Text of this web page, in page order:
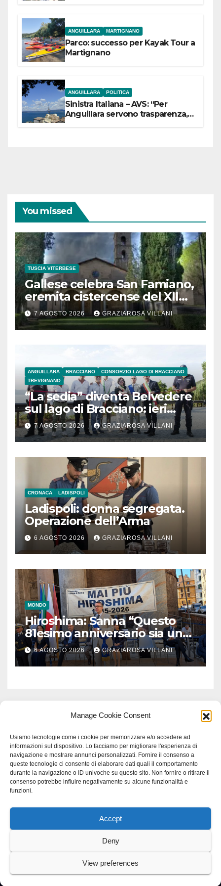
Manage Cookie Consent
Usiamo tecnologie come i cookie per memorizzare e/o accedere ad
informazioni sul dispositivo. Lo facciamo per migliorare l'esperienza di
navigazione e mostrare annunci personalizzati. Fornire il consenso a
queste tecnologie ci consente di elaborare dati quali il comportamento
durante la navigazione o ID univoche su questo sito. Non fornire o ritirare il
consenso potrebbe influire negativamente su alcune funzionalità e
funzioni.
Accept
Deny
View preferences
ANGUILLARA MARTIGNANO
Parco: successo per Kayak Tour a
Martignano
ANGUILLARA POLITICA
Sinistra Italiana – AVS: “Per
Anguillara servono trasparenza,
You missed
TUSCIA VITERBESE
Gallese celebra San Famiano,
eremita cistercense del XII
secolo
7 AGOSTO 2026 GRAZIAROSA VILLANI
ANGUILLARA BRACCIANO
CONSORZIO LAGO DI BRACCIANO
TREVIGNANO
“La sedia” diventa Belvedere
sul lago di Bracciano: ieri
l’inaugurazione
7 AGOSTO 2026 GRAZIAROSA VILLANI
CRONACA LADISPOLI
Ladispoli: donna segregata.
Operazione dell’Arma
6 AGOSTO 2026 GRAZIAROSA VILLANI
MONDO
Hiroshima: Sanna “Questo
81esimo anniversario sia un
monito per tutti”
6 AGOSTO 2026 GRAZIAROSA VILLANI
Proudly powered by WordPress|Tema: Newspaperex di
Scienzastudio specialistico bracciano